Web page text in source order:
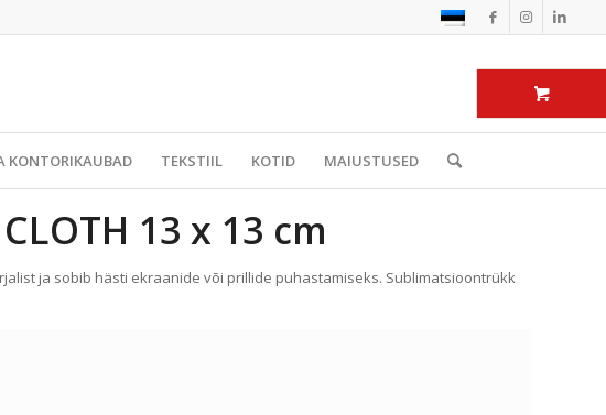
KONTORIKAUBAD TEKSTIIL KOTID MAIUSTUSED
13 x 13 cm
ja sobib hästi ekraanide või prillide puhastamiseks. Sublimatsioontrükk